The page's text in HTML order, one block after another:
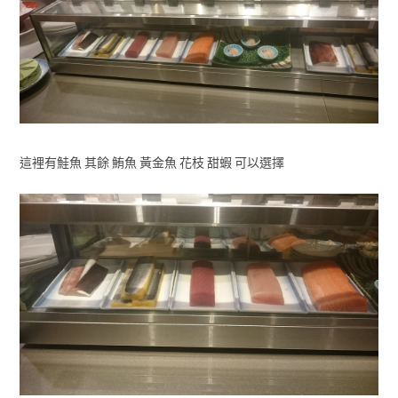
這裡有鮭魚 其餘 鮪魚 黃金魚 花枝 甜蝦 可以選擇